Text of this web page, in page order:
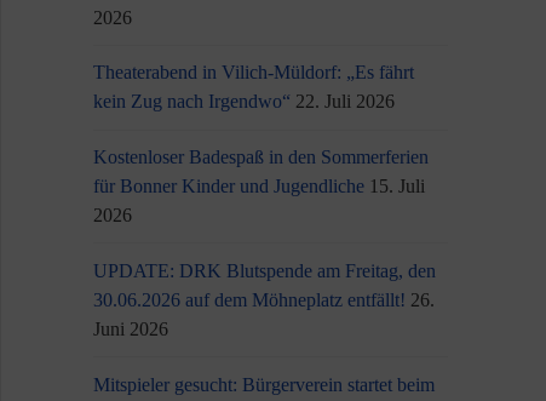
2026
Theaterabend in Vilich-Müldorf: „Es fährt
kein Zug nach Irgendwo“ 22. Juli 2026
Kostenloser Badespaß in den Sommerferien
für Bonner Kinder und Jugendliche 15. Juli
2026
UPDATE: DRK Blutspende am Freitag, den
30.06.2026 auf dem Möhneplatz entfällt! 26.
Juni 2026
Mitspieler gesucht: Bürgerverein startet beim